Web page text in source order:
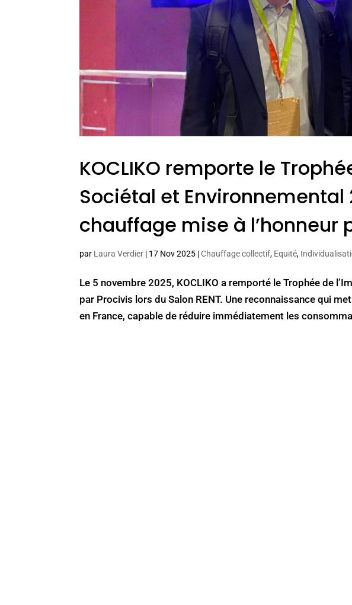
KOCLIKO remporte le
Sociétal et Environnemental
chauffage mise à l’honneur
par Laura Verdier | 17 Nov 2025 |Chauffage collectif, Equité,
Le 5 novembre 2025, KOCLIKO a remporté le Trophée de
par Procivis lors du Salon RENT. Une reconnaissance qui
en France, capable de réduire immédiatement les